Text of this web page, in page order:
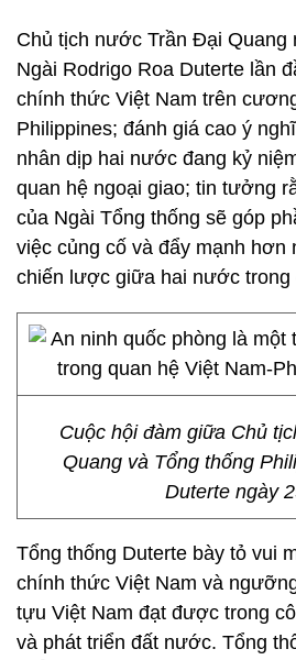
Chủ tịch nước Trần Đại Quang
Ngài Rodrigo Roa Duterte lần
chính thức Việt Nam trên
Philippines; đánh giá cao ý
nhân dịp hai nước đang kỷ
quan hệ ngoại giao; tin tưởng
của Ngài Tổng thống sẽ góp
việc củng cố và đẩy mạnh
chiến lược giữa hai nước trong
Cuộc hội đàm giữa Chủ
Quang và Tổng thống
Duterte ngày
Tổng thống Duterte bày tỏ vui
chính thức Việt Nam và
tựu Việt Nam đạt được trong
và phát triển đất nước. Tổng